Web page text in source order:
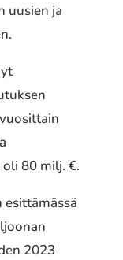
uusien ja
80 milj. €.
2023